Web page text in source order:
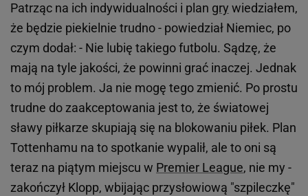
Patrząc na ich indywidualności i plan gry wiedziałem,
że będzie piekielnie trudno - powiedział Niemiec, po
czym dodał: - Nie lubię takiego futbolu. Sądzę, że
mają na tyle jakości, że powinni grać inaczej. Jednak
to mój problem. Ja nie mogę tego zmienić. Po prostu
trudne do zaakceptowania jest to, że światowej
sławy piłkarze skupiają się na blokowaniu piłek. Plan
Tottenhamu na to spotkanie wypalił, ale to oni są
teraz na piątym miejscu w Premier League, nie my -
zakończył Klopp, wbijając przysłowiową "szpileczkę"